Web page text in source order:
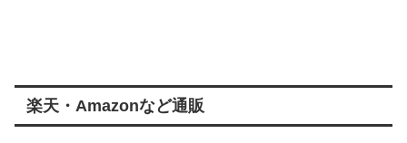
楽天・Amazonなど通販